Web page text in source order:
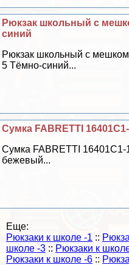
Рюкзак школьный с
синий
Рюкзак школьный с
5 Тёмно-синий...
Сумка FABRETTI
Сумка FABRETTI 16401C1-
бежевый...
Еще:
Рюкзаки к школе -1 ::
школе -3 :: Рюкзаки к
Рюкзаки к школе -6 ::